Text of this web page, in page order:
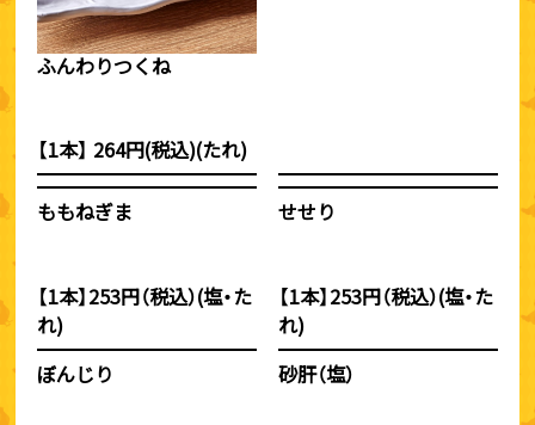
ふんわりつくね
【1本】 264円(税込)(たれ)
ももねぎま
【1本】253円（税込）(塩・た
れ)
せせり
【1本】253円（税込）(塩・た
れ)
ぼんじり
砂肝（塩）